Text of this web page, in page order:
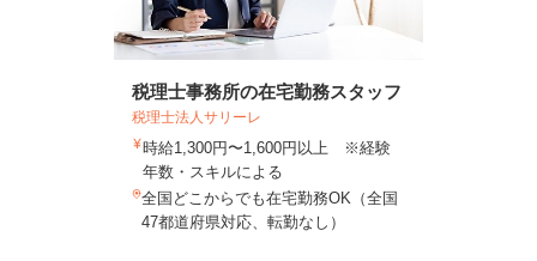
税理士事務所の在宅勤務スタッフ
税理士法人サリーレ
時給1,300円〜1,600円以上 ※経験
年数・スキルによる
全国どこからでも在宅勤務OK（全国
47都道府県対応、転勤なし）